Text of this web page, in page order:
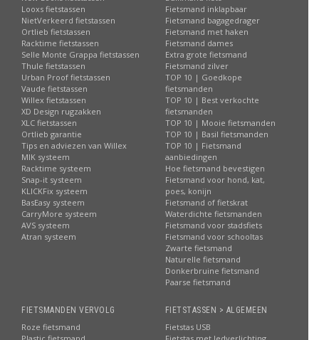
Looxs fietstassen
NietVerkeerd fietstassen
Ortlieb fietstassen
Racktime fietstassen
Selle Monte Grappa fietstassen
Thule fietstassen
Urban Proof fietstassen
Vaude fietstassen
Willex fietstassen
XD Design rugzakken
XLC fietstassen
Ortlieb garantie
Tips en adviezen van Willex
MIK systeem
Racktime systeem
Snap-it systeem
KLICKFix systeem
BasEasy systeem
CarryMore systeem
AVS systeem
Atran systeem
Fietsmand inklapbaar
Fietsmand bagagedrager
Fietsmand met haken
Fietsmand dames
Extra grote fietsmand
Fietsmand zilver
TOP 10 | Goedkope
fietsmanden
TOP 10 | Best verkochte
fietsmanden
TOP 10 | Mooie fietsmanden
TOP 10 | Basil fietsmanden
TOP 10 | Fietsmand
aanbiedingen
Hoe fietsmand bevestigen
Fietsmand voor hond, kat,
poes, konijn
Fietsmand of fietskrat
Waterdichte fietsmanden
Fietsmand voor stadsfiets
Fietsmand voor schooltas
Zwarte fietsmand
Naturelle fietsmand
Donkerbruine fietsmand
Paarse fietsmand
FIETSMANDEN VERVOLG
Roze fietsmand
FIETSTASSEN > ALGEMEEN
Fietstas USB